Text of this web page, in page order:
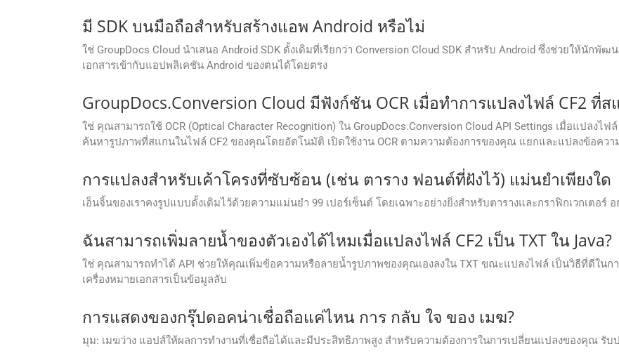
มี SDK บนมือถือสำหรับสร้างแอพ Android หรือไม่
ใช่ GroupDocs Cloud นำเสนอ Android SDK ดั้งเดิมที่เรียกว่า Conversion Cloud SDK สำหรับ Android ซึ่งช่วยให้นักพั
เอกสารเข้ากับแอปพลิเคชัน Android ของตนได้โดยตรง
GroupDocs.Conversion Cloud มีฟังก์ชัน OCR เมื่อทำการแปลงไฟล์ CF2 ที่ส
ใช่ คุณสามารถใช้ OCR (Optical Character Recognition) ใน GroupDocs.Conversion Cloud API Settings เมื่อแปลงไ
ค้นหารูปภาพที่สแกนในไฟล์ CF2 ของคุณโดยอัตโนมัติ เปิดใช้งาน OCR ตามความต้องการของคุณ แยกและแปลงข้อควา
การแปลงสำหรับเค้าโครงที่ซับซ้อน (เช่น ตาราง ฟอนต์ที่ฝังไว้) แม่นยำเพียงใด
เอ็นจิ้นของเราคงรูปแบบดั้งเดิมไว้ด้วยความแม่นยำ 99 เปอร์เซ็นต์ โดยเฉพาะอย่างยิ่งสำหรับตารางและกราฟิกเวกเตอ
ฉันสามารถเพิ่มลายน้ำของตัวเองได้ไหมเมื่อแปลงไฟล์ CF2 เป็น TXT ใน Java?
ใช่ คุณสามารถทำได้ API ช่วยให้คุณเพิ่มข้อความหรือลายน้ำรูปภาพของคุณเองลงใน TXT ขณะแปลงไฟล์ เป็นวิธีที่ดีใน
เครื่องหมายเอกสารเป็นข้อมูลลับ
การแสดงของกรุ๊ปดอคน่าเชื่อถือแค่ไหน การ กลับ ใจ ของ เมฆ?
มุม: เมฆว่าง แอปส์ให้ผลการทํางานที่เชื่อถือได้และมีประสิทธิภาพสูง สําหรับความต้องการในการเปลี่ยนแปลงของคุณ รั